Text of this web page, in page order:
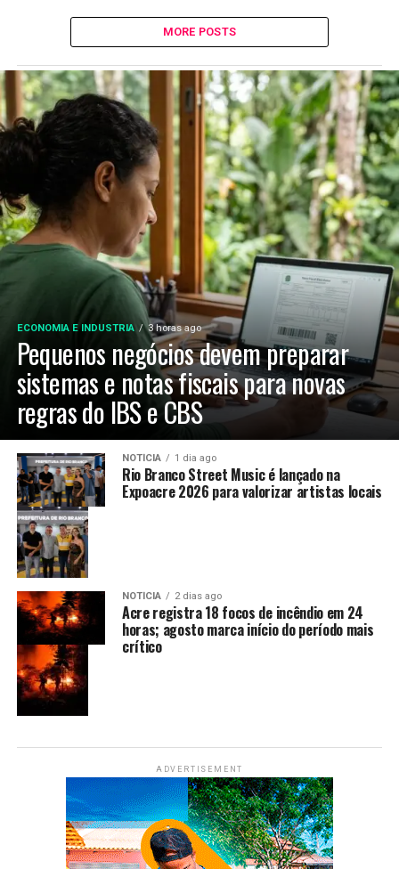
MORE POSTS
ECONOMIA E INDUSTRIA 3 horas ago
Pequenos negócios devem preparar
sistemas e notas fiscais para novas
regras do IBS e CBS
NOTÍCIA 1 dia ago
Rio Branco Street Music é lançado na
Expoacre 2026 para valorizar artistas locais
NOTÍCIA 2 dias ago
Acre registra 18 focos de incêndio em 24
horas; agosto marca início do período mais
crítico
ADVERTISEMENT